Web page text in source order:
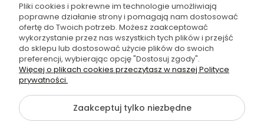
Sprawdź również
©2026 Wszelkie Prawa Zastrzeżone | Furgo.pl
Szablon Flex byEcommercy
Pliki cookies i pokrewne im technologie umożliwiają
poprawne działanie strony i pomagają nam dostosować
ofertę do Twoich potrzeb. Możesz zaakceptować
wykorzystanie przez nas wszystkich tych plików i przejść
do sklepu lub dostosować użycie plików do swoich
preferencji, wybierając opcję "Dostosuj zgody".
Więcej o plikach cookies przeczytasz w naszej Polityce
prywatności.
Zaakceptuj tylko niezbędne